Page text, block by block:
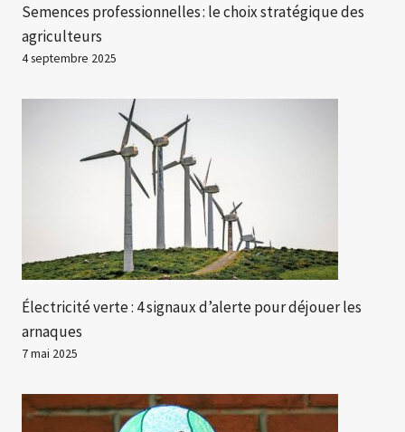
Semences professionnelles : le choix stratégique des
agriculteurs
4 septembre 2025
Électricité verte : 4 signaux d’alerte pour déjouer les
arnaques
7 mai 2025